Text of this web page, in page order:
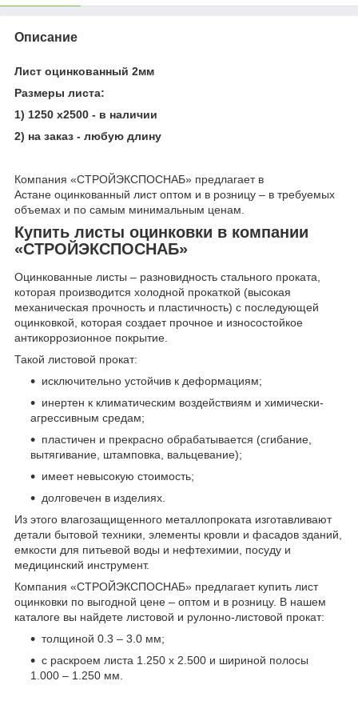
Описание
Лист оцинкованный 2мм
Размеры листа:
1) 1250 х2500 - в наличии
2) на заказ - любую длину
Компания «СТРОЙЭКСПОСНАБ» предлагает в
Астане оцинкованный лист оптом и в розницу – в требуемых
объемах и по самым минимальным ценам.
Купить листы оцинковки в компании
«СТРОЙЭКСПОСНАБ»
Оцинкованные листы – разновидность стального проката,
которая производится холодной прокаткой (высокая
механическая прочность и пластичность) с последующей
оцинковкой, которая создает прочное и износостойкое
антикоррозионное покрытие.
Такой листовой прокат:
исключительно устойчив к деформациям;
инертен к климатическим воздействиям и химически-
агрессивным средам;
пластичен и прекрасно обрабатывается (сгибание,
вытягивание, штамповка, вальцевание);
имеет невысокую стоимость;
долговечен в изделиях.
Из этого влагозащищенного металлопроката изготавливают
детали бытовой техники, элементы кровли и фасадов зданий,
емкости для питьевой воды и нефтехимии, посуду и
медицинский инструмент.
Компания «СТРОЙЭКСПОСНАБ» предлагает купить лист
оцинковки по выгодной цене – оптом и в розницу. В нашем
каталоге вы найдете листовой и рулонно-листовой прокат:
толщиной 0.3 – 3.0 мм;
с раскроем листа 1.250 х 2.500 и шириной полосы
1.000 – 1.250 мм.